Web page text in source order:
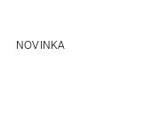
NOVINKA